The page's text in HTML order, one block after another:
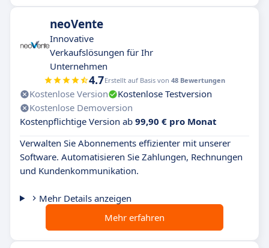
neoVente
Innovative
Verkaufslösungen für Ihr
Unternehmen
4.7Erstellt auf Basis von 48 Bewertungen
Kostenlose Version
Kostenlose Testversion
Kostenlose Demoversion
Kostenpflichtige Version ab 99,90 € pro Monat
Verwalten Sie Abonnements effizienter mit unserer
Software. Automatisieren Sie Zahlungen, Rechnungen
und Kundenkommunikation.
Mehr Details anzeigen
Mehr erfahren